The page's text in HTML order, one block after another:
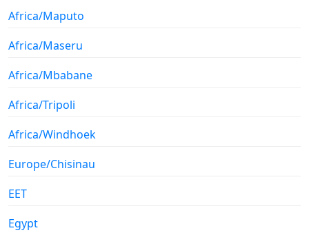
Africa/Maputo
Africa/Maseru
Africa/Mbabane
Africa/Tripoli
Africa/Windhoek
Europe/Chisinau
EET
Egypt